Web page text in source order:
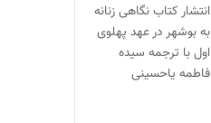
انتشار کتاب نگاهی زنانه
به بوشهر در عهد پهلوی
اول با ترجمه سیده
فاطمه یاحسینی